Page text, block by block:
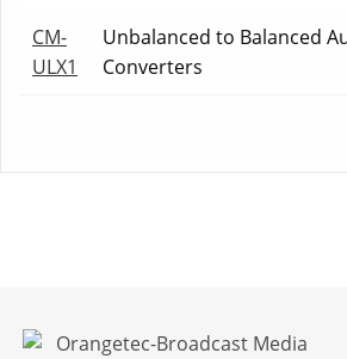
CM-
ULX1
Unbalanced to Balanced
Converters